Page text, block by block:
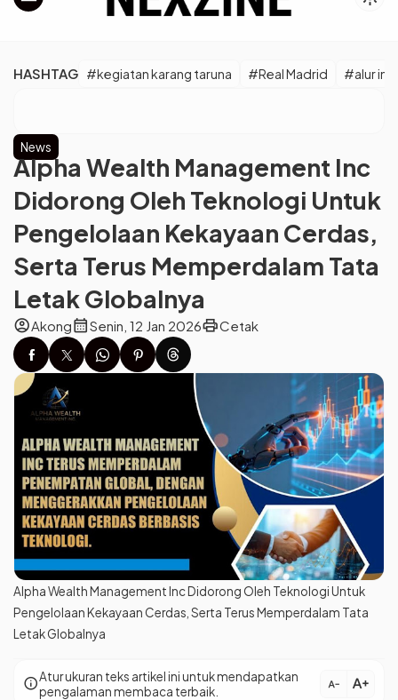
HASHTAG #kegiatan karang taruna #Real Madrid #alur
News
Alpha Wealth Management Inc
Didorong Oleh Teknologi Untuk
Pengelolaan Kekayaan Cerdas,
Serta Terus Memperdalam Tata
Letak Globalnya
account_circleAkongcalendar_monthSenin, 12 Jan 2026printCetak
Alpha Wealth Management Inc Didorong Oleh Teknologi Untuk
Pengelolaan Kekayaan Cerdas, Serta Terus Memperdalam Tata
Letak Globalnya
infoAtur ukuran teks artikel ini untuk mendapatkan
pengalaman membaca terbaik.
text_decrease text_increase